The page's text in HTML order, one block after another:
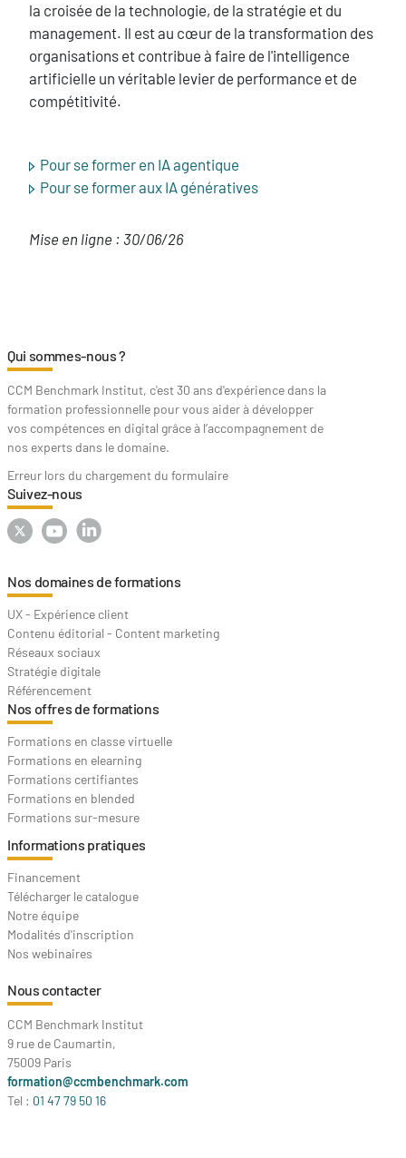
la croisée de la technologie, de la stratégie et du
management. Il est au cœur de la transformation des
organisations et contribue à faire de l'intelligence
artificielle un véritable levier de performance et de
compétitivité.
Pour se former en IA agentique
Pour se former aux IA génératives
Texte
Mise en ligne : 30/06/26
Qui sommes-nous ?
CCM Benchmark Institut, c'est 30 ans d'expérience dans la
formation professionnelle pour vous aider à développer
vos compétences en digital grâce à l’accompagnement de
nos experts dans le domaine.
Erreur lors du chargement du formulaire
Suivez-nous
Nos domaines de formations
UX - Expérience client
Contenu éditorial - Content marketing
Réseaux sociaux
Stratégie digitale
Référencement
Nos offres de formations
Formations en classe virtuelle
Formations en elearning
Formations certifiantes
Formations en blended
Formations sur-mesure
Informations pratiques
Financement
Télécharger le catalogue
Notre équipe
Modalités d'inscription
Nos webinaires
Nous contacter
CCM Benchmark Institut
9 rue de Caumartin,
75009 Paris
formation@ccmbenchmark.com
Tel : 01 47 79 50 16